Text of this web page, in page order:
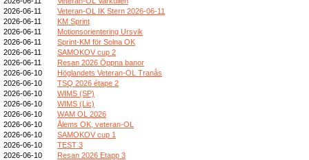
2026-06-11
Veteran-OL IK Stern 2026-06-11
2026-06-11
KM Sprint
2026-06-11
Motionsorientering Ursvik
2026-06-11
Sprint-KM för Solna OK
2026-06-11
SAMOKOV cup 2
2026-06-11
Resan 2026 Öppna banor
2026-06-10
Höglandets Veteran-OL Tranås
2026-06-10
TSQ 2026 étape 2
2026-06-10
WIMS (SP)
2026-06-10
WIMS (Lic)
2026-06-10
WAM OL 2026
2026-06-10
Ålems OK, veteran-OL
2026-06-10
SAMOKOV cup 1
2026-06-10
TEST 3
2026-06-10
Resan 2026 Etapp 3